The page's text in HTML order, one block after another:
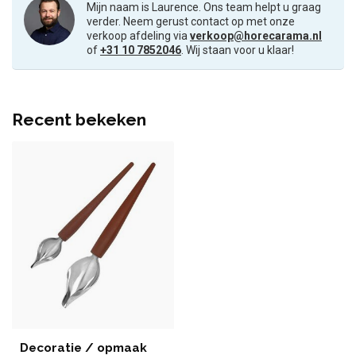
Mijn naam is Laurence. Ons team helpt u graag
verder. Neem gerust contact op met onze
verkoop afdeling viaverkoop@horecarama.nl
of+31 10 7852046. Wij staan voor u klaar!
Recent bekeken
Decoratie / opmaak